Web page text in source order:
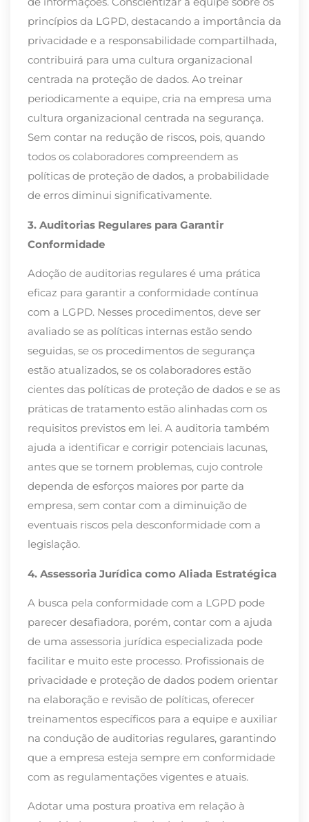
princípios da LGPD, destacando a importância da
privacidade e a responsabilidade compartilhada,
contribuirá para uma cultura organizacional
centrada na proteção de dados. Ao treinar
periodicamente a equipe, cria na empresa uma
cultura organizacional centrada na segurança.
Sem contar na redução de riscos, pois, quando
todos os colaboradores compreendem as
políticas de proteção de dados, a probabilidade
de erros diminui significativamente.
3. Auditorias Regulares para Garantir
Conformidade
Adoção de auditorias regulares é uma prática
eficaz para garantir a conformidade contínua
com a LGPD. Nesses procedimentos, deve ser
avaliado se as políticas internas estão sendo
seguidas, se os procedimentos de segurança
estão atualizados, se os colaboradores estão
cientes das políticas de proteção de dados e se as
práticas de tratamento estão alinhadas com os
requisitos previstos em lei. A auditoria também
ajuda a identificar e corrigir potenciais lacunas,
antes que se tornem problemas, cujo controle
dependa de esforços maiores por parte da
empresa, sem contar com a diminuição de
eventuais riscos pela desconformidade com a
legislação.
4. Assessoria Jurídica como Aliada Estratégica
A busca pela conformidade com a LGPD pode
parecer desafiadora, porém, contar com a ajuda
de uma assessoria jurídica especializada pode
facilitar e muito este processo. Profissionais de
privacidade e proteção de dados podem orientar
na elaboração e revisão de políticas, oferecer
treinamentos específicos para a equipe e auxiliar
na condução de auditorias regulares, garantindo
que a empresa esteja sempre em conformidade
com as regulamentações vigentes e atuais.
Adotar uma postura proativa em relação à